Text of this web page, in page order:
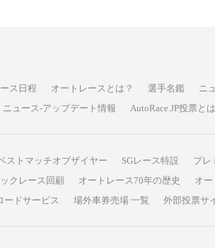
ス日程 オートレースとは？ 選手名鑑 ニ
ニュース-アップデート情報 AutoRace.JP投票と
ストマッチオブザイヤー SGレース特設 プレ
クレース回顧 オートレース70年の歴史 オ
ードサービス
場外車券売場 一覧 外部投票サ